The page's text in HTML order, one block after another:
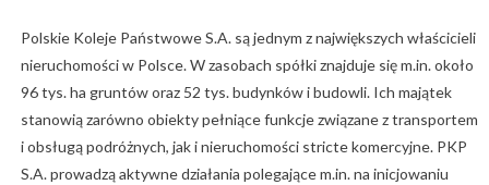
Polskie Koleje Państwowe S.A. są jednym z największych właścicieli
nieruchomości w Polsce. W zasobach spółki znajduje się m.in. około
96 tys. ha gruntów oraz 52 tys. budynków i budowli. Ich majątek
stanowią zarówno obiekty pełniące funkcje związane z transportem
i obsługą podróżnych, jak i nieruchomości stricte komercyjne. PKP
S.A. prowadzą aktywne działania polegające m.in. na inicjowaniu